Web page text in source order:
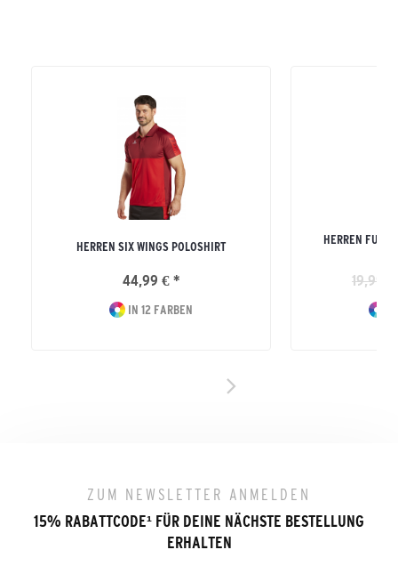
HERREN SIX WINGS POLOSHIRT
44,99 € *
IN 12 FARBEN
HERREN
19,99
ZUM NEWSLETTER ANMELDEN
15% RABATTCODE¹ FÜR DEINE NÄCHSTE BESTELLUNG
ERHALTEN